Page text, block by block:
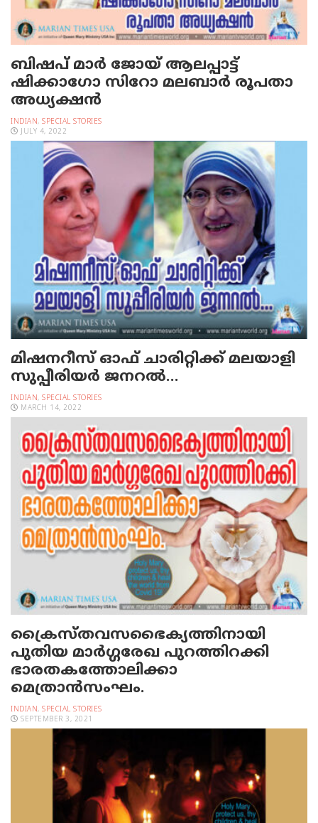
ബിഷപ് മാർ ജോയ് ആലപ്പാട്ട്
ഷിക്കാഗോ സിറോ മലബാർ രൂപതാ
അധ്യക്ഷൻ
INDIAN, SPECIAL STORIES
JULY 4, 2022
മിഷനറീസ് ഓഫ് ചാരിറ്റിക്ക് മലയാളി
സുപ്പീരിയർ ജനറൽ…
INDIAN, SPECIAL STORIES
MARCH 14, 2022
ക്രൈസ്തവസഭൈക്യത്തിനായി
പുതിയ മാർഗ്ഗരേഖ പുറത്തിറക്കി
ഭാരതകത്തോലിക്കാ
മെത്രാൻസംഘം.
INDIAN, SPECIAL STORIES
SEPTEMBER 3, 2021